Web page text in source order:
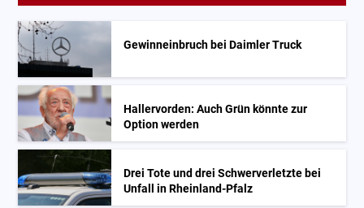
Gewinneinbruch bei Daimler Truck
Hallervorden: Auch Grün könnte zur
Option werden
Drei Tote und drei Schwerverletzte bei
Unfall in Rheinland-Pfalz